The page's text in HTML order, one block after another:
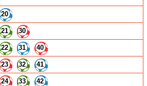
20
21 30
22 31 40
23 32 41
24 33 42